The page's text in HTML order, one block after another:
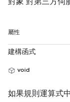
屬性
建構函式
void
如果規則運算式